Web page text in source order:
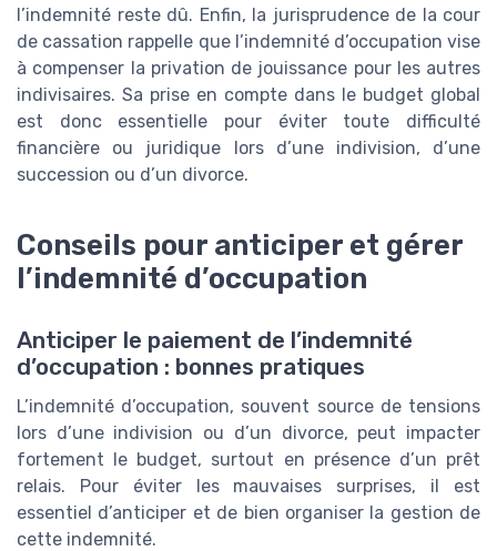
l’indemnité reste dû. Enfin, la jurisprudence de la cour
de cassation rappelle que l’indemnité d’occupation vise
à compenser la privation de jouissance pour les autres
indivisaires. Sa prise en compte dans le budget global
est donc essentielle pour éviter toute difficulté
financière ou juridique lors d’une indivision, d’une
succession ou d’un divorce.
Conseils pour anticiper et gérer
l’indemnité d’occupation
Anticiper le paiement de l’indemnité
d’occupation : bonnes pratiques
L’indemnité d’occupation, souvent source de tensions
lors d’une indivision ou d’un divorce, peut impacter
fortement le budget, surtout en présence d’un prêt
relais. Pour éviter les mauvaises surprises, il est
essentiel d’anticiper et de bien organiser la gestion de
cette indemnité.